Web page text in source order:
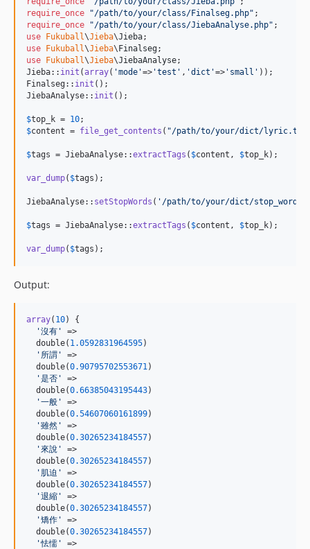
require_once
"/path/to/your/class/Finalseg.php"
require_once
"/path/to/your/class/JiebaAnalyse.php"
use Fukuball\Jieba\Jieba
use Fukuball\Jieba\Finalseg
use Fukuball\Jieba\JiebaAnalyse;
Jieba:: init (array( 'mode '=> 'test ' , 'dict '=> ' small ' ));
Finalseg:: init ();
JiebaAnalyse:: init ();
$top_k = 10
$content = file_get_contents ( "/path/to/your/dict/lyric.txt
$tags = JiebaAnalyse::extractTags ( $content , $top_k);
var_dump( $tags );
JiebaAnalyse:: setStopWords ( ' /path/to/your/dict/
$tags = JiebaAnalyse::extractTags ( $content , $top_k);
var_dump( $tags );
Output:
array( 10) {
'沒有 '
=>
  double(
1.0592831964595)
' 所謂 '
=>
  double(
0.90795702553671 )
'是否 '
=>
  double(
0.66385043195443)
'一般 '
=>
  double(
0.54607060161899)
'雖然 '
=>
  double(
0.30265234184557)
' 來說 '
=>
  double(
0.30265234184557)
' 肌迫 '
=>
  double(
0.30265234184557)
'退縮 '
=>
  double(
0.30265234184557)
'矯作 '
=>
  double(
0.30265234184557)
'怯懦 '
=>